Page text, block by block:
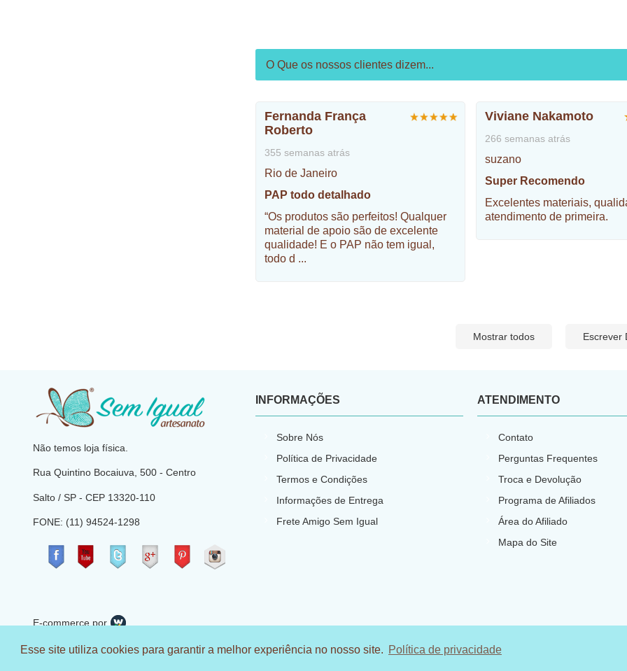
Esse site utiliza cookies para garantir a melhor experiência no nosso site. Política de privacidade
O Que os nossos clientes dizem...
Fernanda França
Roberto
355 semanas atrás
Rio de Janeiro
PAP todo detalhado
“Os produtos são perfeitos! Qualquer
material de apoio são de excelente
qualidade! E o PAP não tem igual,
todo d ...
Viviane Nakamoto
266 semanas atrás
suzano
Super Recomendo
Excelentes materiais,
atendimento de primeira.
Mostrar todos Escrever
Não temos loja física.
Rua Quintino Bocaiuva, 500 - Centro
Salto / SP - CEP 13320-110
FONE: (11) 94524-1298
INFORMAÇÕES
Sobre Nós
Política de Privacidade
Termos e Condições
Informações de Entrega
Frete Amigo Sem Igual
ATENDIMENTO
Contato
Perguntas Frequentes
Troca e Devolução
Programa de Afiliados
Área do Afiliado
Mapa do Site
E-commerce por
© 2018 Sem Igual Artesanato - Todos os direitos reservados C.N.P.J: 23.540.773/0001-66